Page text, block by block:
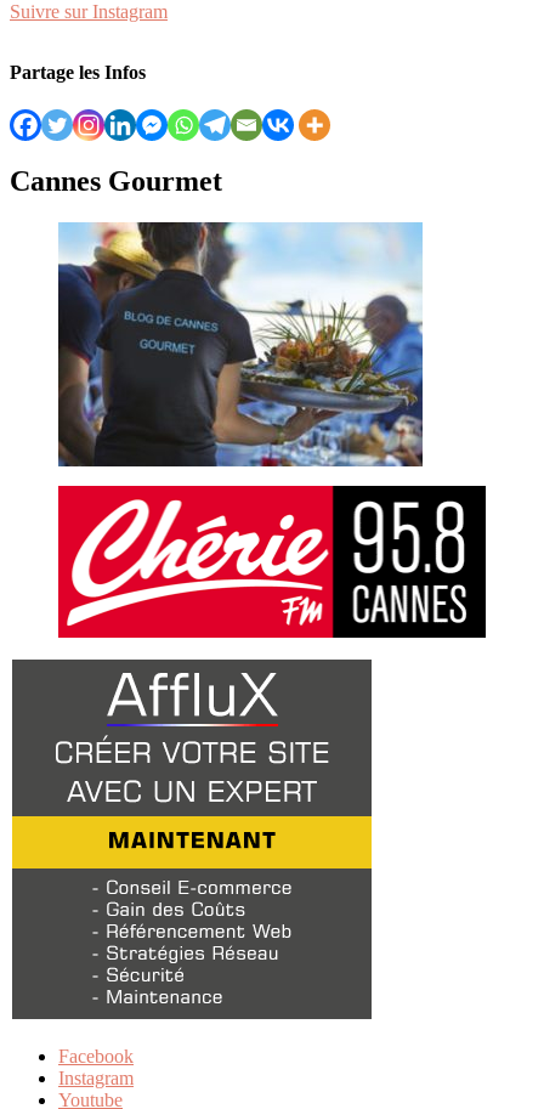
Suivre sur Instagram
Partage les Infos
Cannes Gourmet
Facebook
Instagram
Youtube